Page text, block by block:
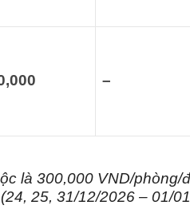
–
là 300,000 VND/
25, 31/12/2026 – 01/